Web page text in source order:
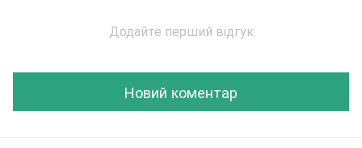
Додайте перший відгук
Новий коментар